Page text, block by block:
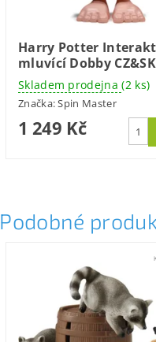
Harry Potter
mluvící Dobby CZ&SK
Skladem prodejna(2 ks)
Značka:Spin Master
1 249 Kč
Podobné